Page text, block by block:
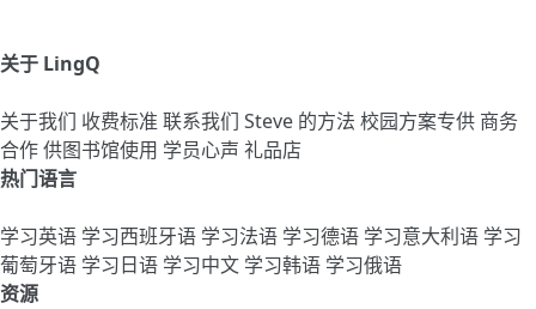
关于 LingQ
关于我们 收费标准 联系我们 Steve 的方法 校园方案专供 商务
合作供图书馆使用 学员心声 礼品店
热门语言
学习英语 学习西班牙语 学习法语 学习德语 学习意大利语 学习
葡萄牙语 学习日语 学习中文 学习韩语 学习俄语
资源